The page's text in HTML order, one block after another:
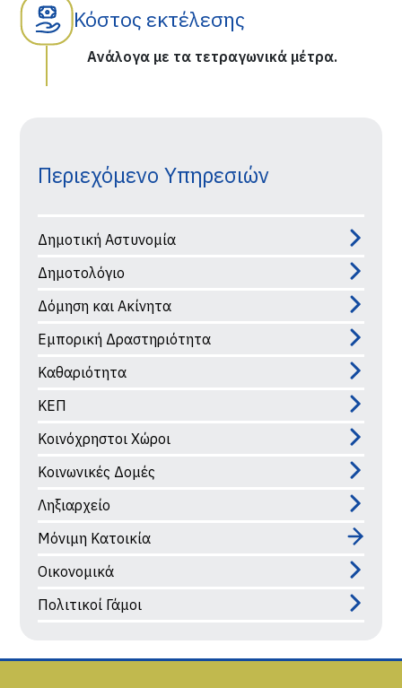
Κόστος εκτέλεσης
Ανάλογα με τα τετραγωνικά μέτρα.
Περιεχόμενο Υπηρεσιών
Δημοτική Αστυνομία
Δημοτολόγιο
Δόμηση και Ακίνητα
Εμπορική Δραστηριότητα
Καθαριότητα
ΚΕΠ
Κοινόχρηστοι Χώροι
Κοινωνικές Δομές
Ληξιαρχείο
Μόνιμη Κατοικία
Οικονομικά
Πολιτικοί Γάμοι